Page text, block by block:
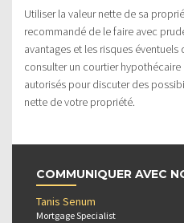
Utiliser la valeur nette de sa
recommandé de le faire avec
avantages et les risques
consulter un courtier
autorisés pour discuter des
nette de votre propriété.
COMMUNIQUER AVEC
Tanis Senum
Mortgage Specialist